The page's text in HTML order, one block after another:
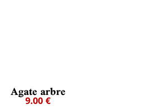
Agate arbre
9.00 €